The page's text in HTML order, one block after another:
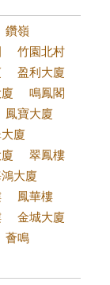
鑽嶺
竹園北村
盈利大廈
鳴鳳閣
鳳寶大廈
廈
翠鳳樓
大廈
鳳華樓
金城大廈
薈鳴